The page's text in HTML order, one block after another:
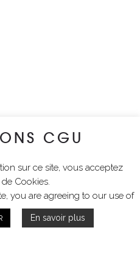
CGU
sur ce site, vous acceptez
de Cookies.
you are agreeing to our use of
En savoir plus